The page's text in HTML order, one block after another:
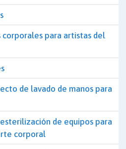
corporales para artistas del
de lavado de manos para
de equipos para
corporal